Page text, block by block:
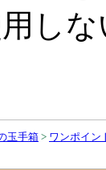
し
玉手箱 > ワンポイン